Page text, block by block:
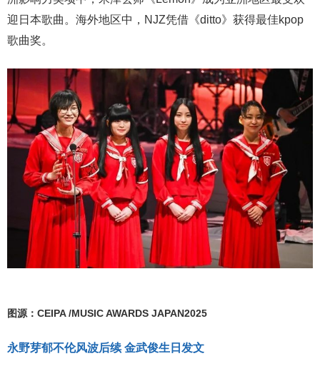
迎日本歌曲。海外地区中，NJZ凭借《ditto》获得最佳kpop
歌曲奖。
图源：CEIPA /MUSIC AWARDS JAPAN2025
永野芽郁不伦风波后续 金武俊生日发文